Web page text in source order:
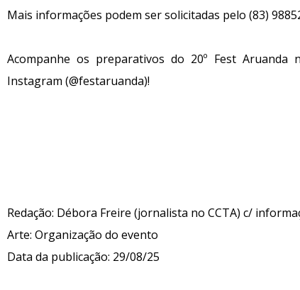
Mais informações podem ser solicitadas pelo (83)
Acompanhe os preparativos do 20º Fest
Instagram (@festaruanda)!
Redação: Débora Freire (jornalista no CCTA) c/
Arte: Organização do evento
Data da publicação: 29/08/25